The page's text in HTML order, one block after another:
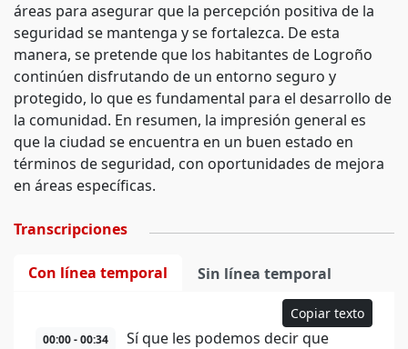
áreas para asegurar que la percepción positiva de la
seguridad se mantenga y se fortalezca. De esta
manera, se pretende que los habitantes de Logroño
continúen disfrutando de un entorno seguro y
protegido, lo que es fundamental para el desarrollo de
la comunidad. En resumen, la impresión general es
que la ciudad se encuentra en un buen estado en
términos de seguridad, con oportunidades de mejora
en áreas específicas.
Transcripciones
Con línea temporal Sin línea temporal
Copiar texto
00:00 - 00:34
Sí que les podemos decir que